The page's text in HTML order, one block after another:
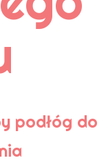
podłóg do